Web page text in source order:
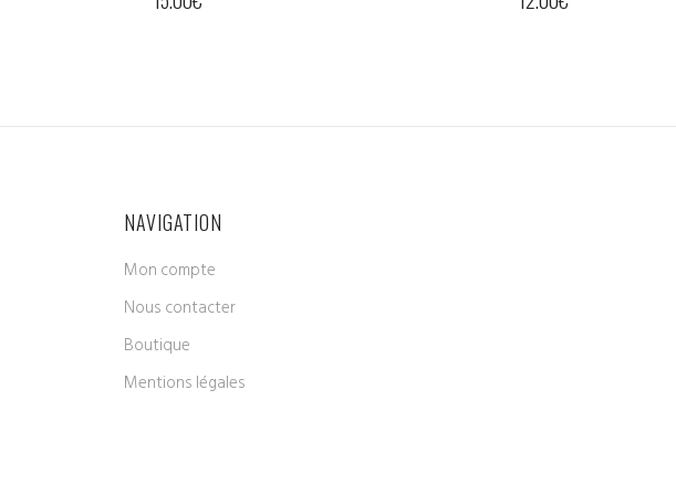
NAVIGATION
Mon compte
Nous contacter
Boutique
Mentions légales